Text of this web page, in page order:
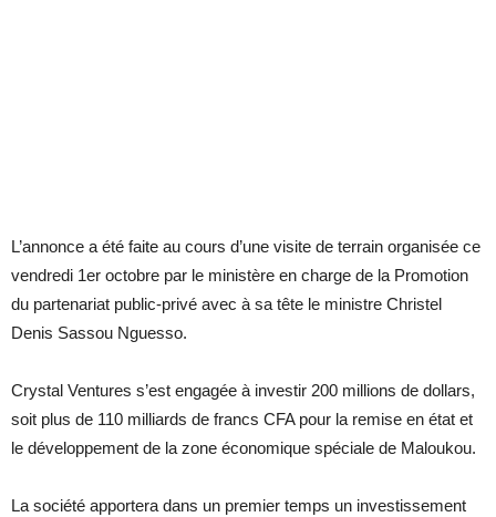
L’annonce a été faite au cours d’une visite de terrain organisée ce
vendredi 1er octobre par le ministère en charge de la Promotion
du partenariat public-privé avec à sa tête le ministre Christel
Denis Sassou Nguesso.
Crystal Ventures s’est engagée à investir 200 millions de dollars,
soit plus de 110 milliards de francs CFA pour la remise en état et
le développement de la zone économique spéciale de Maloukou.
La société apportera dans un premier temps un investissement